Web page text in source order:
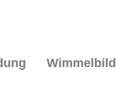
Wimmelbild